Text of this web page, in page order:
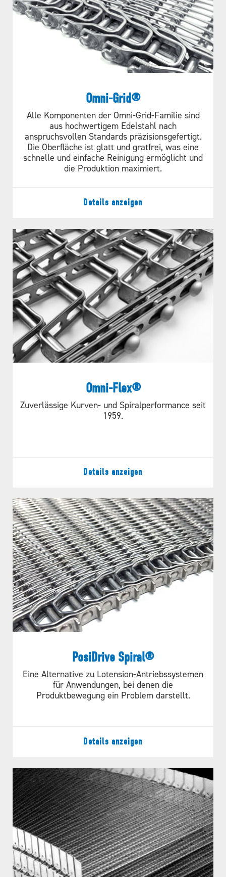
Omni-Grid®
Alle Komponenten der Omni-Grid-Familie sind
aus hochwertigem Edelstahl nach
anspruchsvollen Standards präzisionsgefertigt.
Die Oberfläche ist glatt und gratfrei, was eine
schnelle und einfache Reinigung ermöglicht und
die Produktion maximiert.
Details anzeigen
Omni-Flex®
Zuverlässige Kurven- und Spiralperformance seit
1959.
Details anzeigen
PosiDrive Spiral®
Eine Alternative zu Lotension-Antriebssystemen
für Anwendungen, bei denen die
Produktbewegung ein Problem darstellt.
Details anzeigen